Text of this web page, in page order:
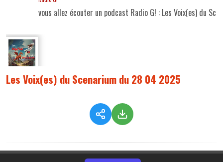
vous allez écouter un podcast Radio G! : Les Voix(es) du
Les Voix(es) du Scenarium du 28 04 2025